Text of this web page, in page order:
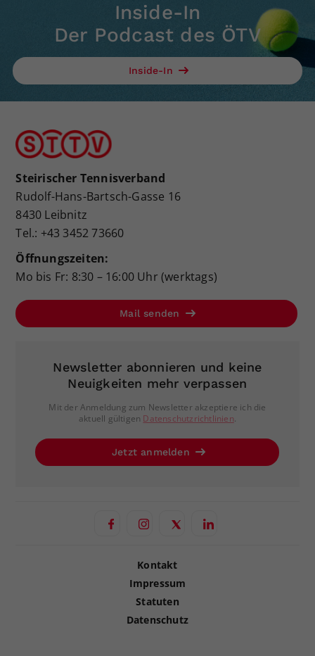
Inside-In
Der Podcast des ÖTV
Inside-In
Steirischer Tennisverband
Rudolf-Hans-Bartsch-Gasse 16
8430 Leibnitz
Tel.: +43 3452 73660
Öffnungszeiten:
Mo bis Fr: 8:30 – 16:00 Uhr (werktags)
Mail senden
Newsletter abonnieren und keine
Neuigkeiten mehr verpassen
Mit der Anmeldung zum Newsletter akzeptiere ich die
aktuell gültigen Datenschutzrichtlinien.
Jetzt anmelden
Kontakt
Impressum
Statuten
Datenschutz